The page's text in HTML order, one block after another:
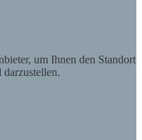
um Ihnen den Standort